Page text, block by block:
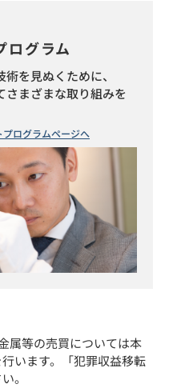
ログラム
を見ぬくために、
さまざまな取り組みを
プログラムページへ
属等の売買については本
います。「犯罪収益移転
。